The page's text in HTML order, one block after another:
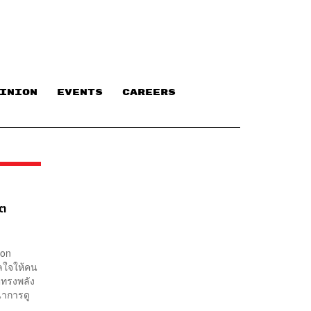
EVENTS CAREERS
จให้คน
รงพลัง
การดู